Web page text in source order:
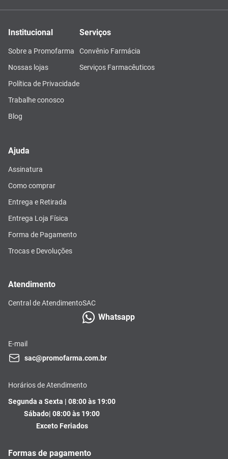
Institucional
Sobre a Promofarma
Nossas lojas
Política de Privacidade
Trabalhe conosco
Blog
Serviços
Convênio Farmácia
Serviços Farmacêuticos
Ajuda
Assinatura
Como comprar
Entrega e Retirada
Entrega Loja Física
Forma de Pagamento
Trocas e Devoluções
Atendimento
Central de AtendimentoSAC
Whatsapp
E-mail
sac@promofarma.com.br
Horários de Atendimento
Segunda a Sexta | 08:00 às 19:00
Sábado| 08:00 às 19:00
Exceto Feriados
Formas de pagamento